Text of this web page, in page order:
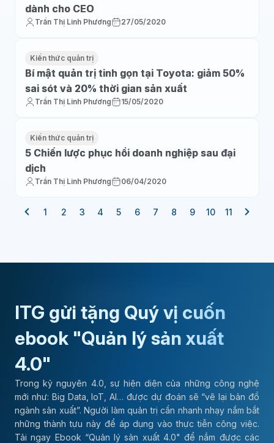
dành cho CEO
Trần Thị Linh Phương 27/05/2020
Kiến thức quản trị
Bí mật quản trị tinh gọn tại Toyota: giảm 50%
sai sót và 20% thời gian sản xuất
Trần Thị Linh Phương 15/05/2020
Kiến thức quản trị
5 Chiến lược phục hồi doanh nghiệp sau đại
dịch
Trần Thị Linh Phương 06/04/2020
1 2 3 4 5 6 7 8 9 10 11
ITG gửi tặng Quý vị cuốn
ebook "Quản lý sản xuất
4.0"
Trong kỷ nguyên 4.0, sự hiện diện của những công nghệ
mới như: Big Data, IoT, AI… được dự đoán sẽ “vẽ lại bản đồ
ngành sản xuất”. Người làm quản trị cần nhanh nhạy nắm bắt
những thành tựu này để áp dụng vào thực tiễn công việc.
Tải ngay Ebook “Quản lý sản xuất 4.0" để nắm được các